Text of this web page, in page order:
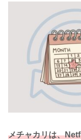
メチャカリは、